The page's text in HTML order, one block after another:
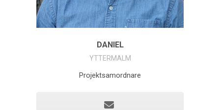
DANIEL
YTTERMALM
Projektsamordnare